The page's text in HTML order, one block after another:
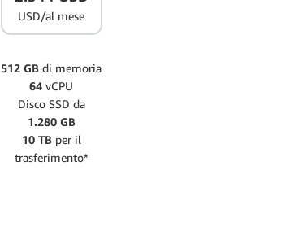
USD/al mese
512 GB di memoria
64vCPU
Disco SSD da
1.280 GB
10 TBper il
trasferimento*